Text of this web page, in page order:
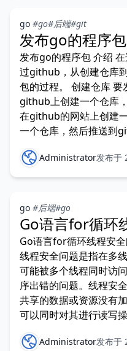
go #go#后端#git
发布go的程序包
发布go的程序包 介绍
过github，从创建仓库
包的过程。 创建仓库
github上创建一个仓库
在github的网站上创建
一个仓库，然后推送到
Administrator发布于
go #后端#go
Go语言for循环
Go语言for循环线程安
线程安全问题是指在多
可能被多个线程同时访
序出错的问题。线程安
共享的数据或资源没有
可以同时对其进行读写
锁或同
Administrator发布于